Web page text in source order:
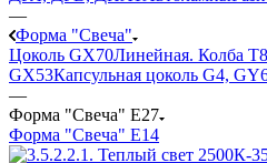
—
Форма "Свеча"
Цоколь GX70Линейная. Колба Т8
GX53Капсульная цоколь G4,
—
Форма "Свеча" E27
Форма "Свеча" E14